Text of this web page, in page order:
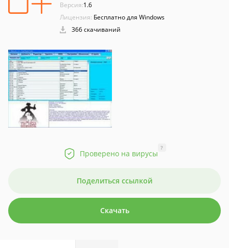
Версия:1.6
Лицензия: Бесплатно для Windows
366 скачиваний
Проверено на вирусы
?
Поделиться ссылкой
Скачать